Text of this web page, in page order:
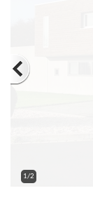
2/2